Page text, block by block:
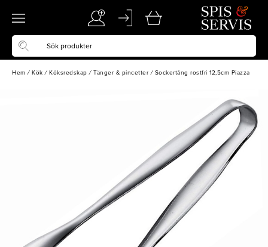
Hem / Kök / Köksredskap / Tänger & pincetter / Sockertång rostfri 12,5cm Piazza